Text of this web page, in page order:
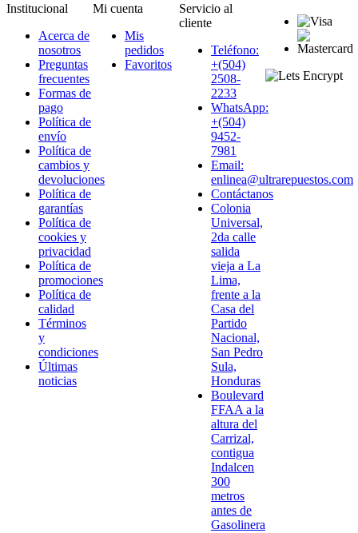
Institucional
Acerca de
nosotros
Preguntas
frecuentes
Formas de
pago
Política de
envío
Política de
cambios y
devoluciones
Política de
garantías
Política de
cookies y
privacidad
Política de
promociones
Política de
calidad
Términos
y
condiciones
Últimas
noticias
Mi cuenta
Mis
pedidos
Favoritos
Servicio al
cliente
Teléfono:
+(504)
2508-
2233
WhatsApp:
+(504)
9452-
7981
Email:
enlinea@ultrarepuestos.com
Contáctanos
Colonia
Universal,
2da calle
salida
vieja a La
Lima,
frente a la
Casa del
Partido
Nacional,
San Pedro
Sula,
Honduras
Boulevard
FFAA a la
altura del
Carrizal,
contigua
Indalcen
300
metros
antes de
Gasolinera